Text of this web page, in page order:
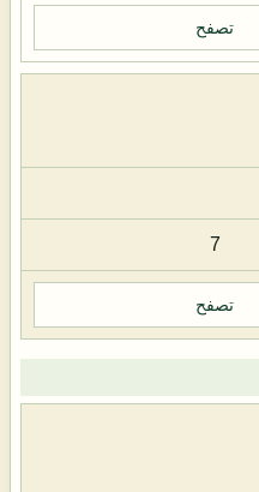
تصفح
7
تصفح